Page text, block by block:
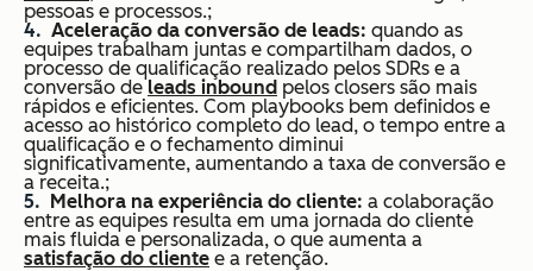
pessoas e processos.;
Aceleração da conversão de leads: quando as
equipes trabalham juntas e compartilham dados, o
processo de qualificação realizado pelos SDRs e a
conversão deleads inbound pelos closers são mais
rápidos e eficientes. Com playbooks bem definidos e
acesso ao histórico completo do lead, o tempo entre a
qualificação e o fechamento diminui
significativamente, aumentando a taxa de conversão e
a receita.;
Melhora na experiência do cliente: a colaboração
entre as equipes resulta em uma jornada do cliente
mais fluida e personalizada, o que aumenta a
satisfação do cliente e a retenção.